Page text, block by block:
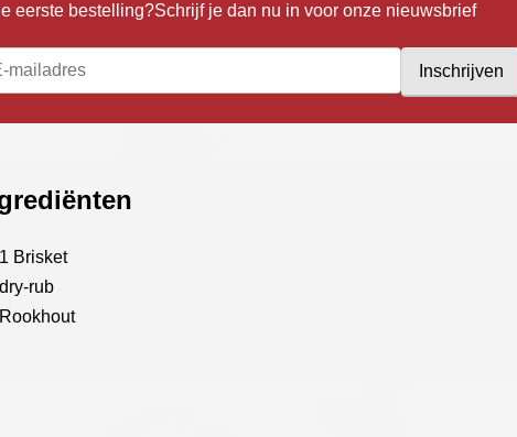
eerste bestelling?Schrijf je dan nu in voor onze nieuwsbrief
Inschrijven
1 Brisket
dry-rub
Rookhout